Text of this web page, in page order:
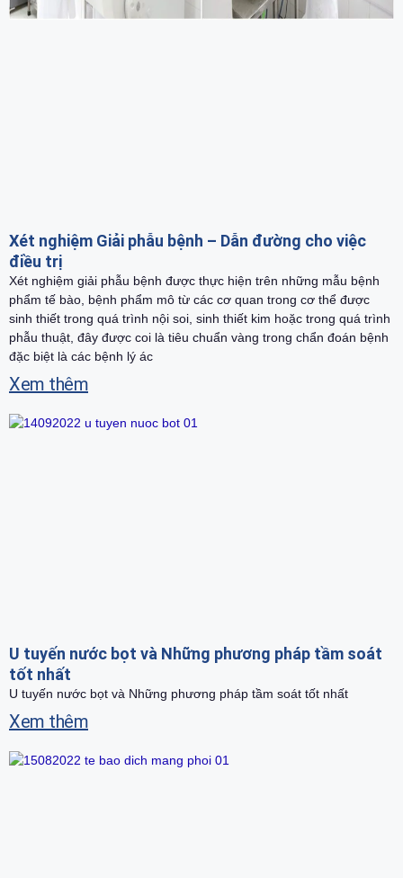
Xét nghiệm Giải phẫu bệnh – Dẫn đường cho việc
điều trị
Xét nghiệm giải phẫu bệnh được thực hiện trên những mẫu bệnh
phẩm tế bào, bệnh phẩm mô từ các cơ quan trong cơ thể được
sinh thiết trong quá trình nội soi, sinh thiết kim hoặc trong quá trình
phẫu thuật, đây được coi là tiêu chuẩn vàng trong chẩn đoán bệnh
đặc biệt là các bệnh lý ác
Xem thêm
U tuyến nước bọt và Những phương pháp tầm soát
tốt nhất
U tuyến nước bọt và Những phương pháp tầm soát tốt nhất
Xem thêm